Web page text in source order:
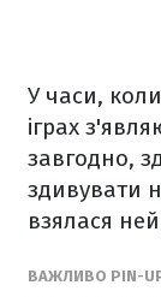
У часи,
іграх
завгодно,
здивувати
взялася
ВАЖЛИВО PIN-